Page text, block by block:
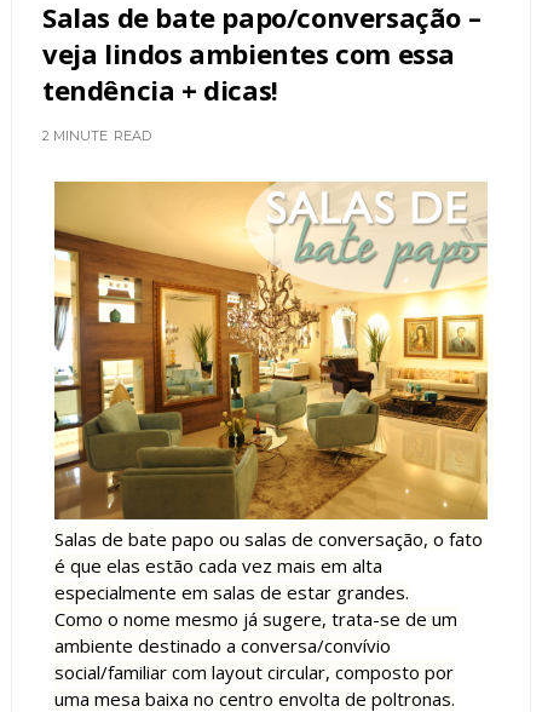
Salas de bate papo/conversação –
veja lindos ambientes com essa
tendência + dicas!
2 MINUTE READ
Salas de bate papo ou salas de conversação, o fato
é que elas estão cada vez mais em alta
especialmente em salas de estar grandes.
Como o nome mesmo já sugere, trata-se de um
ambiente destinado a conversa/convívio
social/familiar com layout circular, composto por
uma mesa baixa no centro envolta de poltronas.